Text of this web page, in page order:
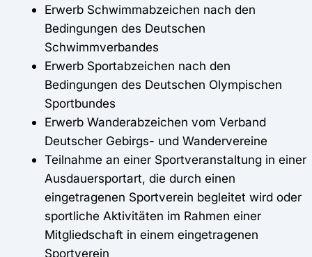
Erwerb Schwimmabzeichen nach den
Bedingungen des Deutschen
Schwimmverbandes
Erwerb Sportabzeichen nach den
Bedingungen des Deutschen Olympischen
Sportbundes
Erwerb Wanderabzeichen vom Verband
Deutscher Gebirgs- und Wandervereine
Teilnahme an einer Sportveranstaltung in einer
Ausdauersportart, die durch einen
eingetragenen Sportverein begleitet wird oder
sportliche Aktivitäten im Rahmen einer
Mitgliedschaft in einem eingetragenen
Sportverein